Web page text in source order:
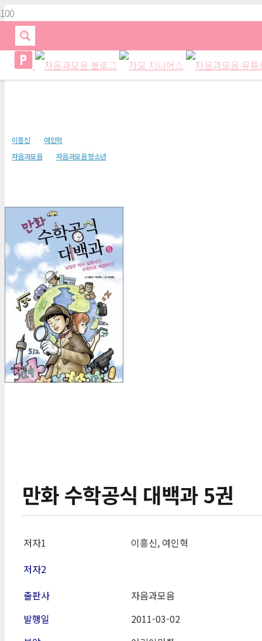
이흥신
여인혁
자음과모음
자음과모음 청소년
만화 수학공식 대백과 5권
저자1
이흥신, 여인혁
저자2
출판사
자음과모음
발행일
2011-03-02